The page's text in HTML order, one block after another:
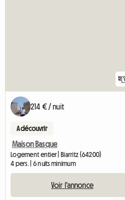
12
214 € / nuit
A découvrir
Maison Basque
Logement entier | Biarritz (64200)
4 pers. | 6 nuits minimum
Voir l'annonce